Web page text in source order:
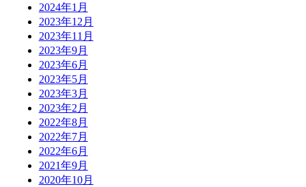
2024年1月
2023年12月
2023年11月
2023年9月
2023年6月
2023年5月
2023年3月
2023年2月
2022年8月
2022年7月
2022年6月
2021年9月
2020年10月